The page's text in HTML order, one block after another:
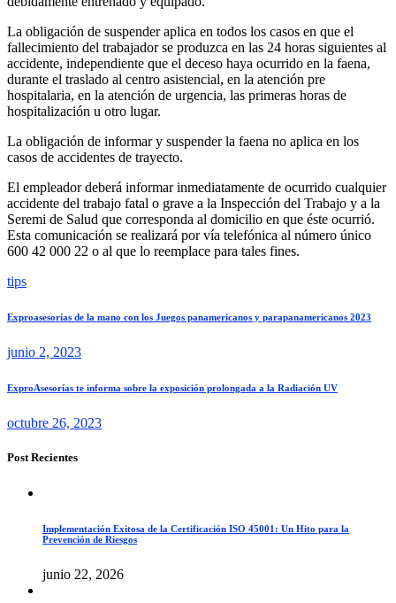
La obligación de suspender aplica en todos los casos en que el
fallecimiento del trabajador se produzca en las 24 horas siguientes al
accidente, independiente que el deceso haya ocurrido en la faena,
durante el traslado al centro asistencial, en la atención pre
hospitalaria, en la atención de urgencia, las primeras horas de
hospitalización u otro lugar.
La obligación de informar y suspender la faena no aplica en los
casos de accidentes de trayecto.
El empleador deberá informar inmediatamente de ocurrido cualquier
accidente del trabajo fatal o grave a la Inspección del Trabajo y a la
Seremi de Salud que corresponda al domicilio en que éste ocurrió.
Esta comunicación se realizará por vía telefónica al número único
600 42 000 22 o al que lo reemplace para tales fines.
tips
Exproasesorías de la mano con los Juegos panamericanos y parapanamericanos 2023
junio 2, 2023
ExproAsesorías te informa sobre la exposición prolongada a la Radiación UV
octubre 26, 2023
Post Recientes
Implementación Exitosa de la Certificación ISO 45001: Un Hito para la
Prevención de Riesgos
junio 22, 2026